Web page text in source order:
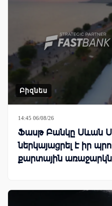
Բիզնես
14:45 06/08/26
Ֆասթ Բանկը Սևան
ներկայացրել է իր
քարտային